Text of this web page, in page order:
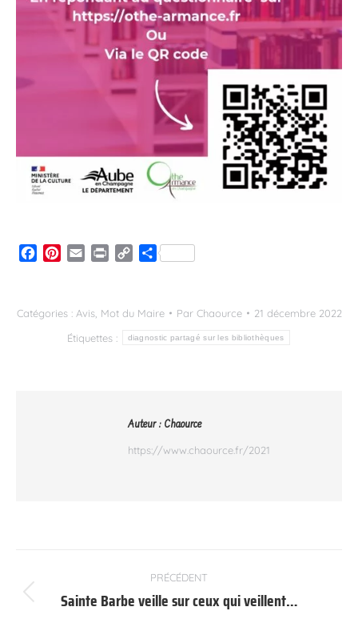
Facebook
Pinterest
Email Print
CopyPartager
Catégories : Avis, Mot du Maire Par Chaource
21 décembre 2022
Étiquettes :
diagnostic partagé sur les bibliothèques
Auteur : Chaource
https://www.chaource.fr/2021
article
PRÉCÉDENT
Article
Sainte Barbe veille sur ceux qui veillent…